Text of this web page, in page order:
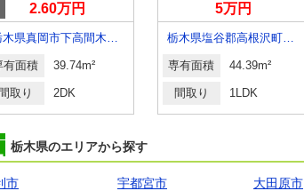
2.60万円
栃木県真岡市下高間木１丁目
有面積 39.74m²
間取り 2DK
5万円
栃木県塩谷郡高根沢町大字宝積寺
専有面積 44.39m²
間取り 1LDK
栃木県のエリアから探す
市 宇都宮市 大田原市